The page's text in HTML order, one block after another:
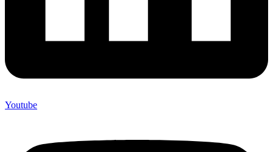
Youtube